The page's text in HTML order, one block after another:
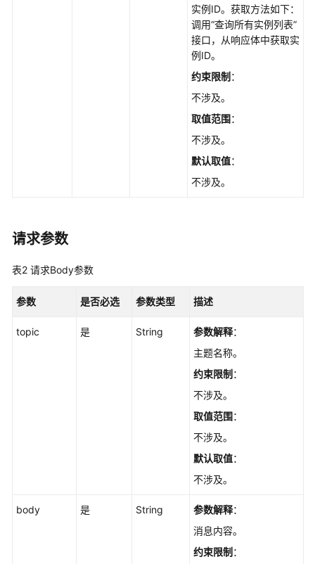
周
管
实例ID。获取方法如下：
调用“查询所有实例列表”
接口，从响应体中获取实
例ID。
约束限制 ：
不涉及。
取值范围：
不涉及。
默认取值：
不涉及。
请求参数
表2 请求Body参数
参数 是否必选 参数类型 描述
topic 是 String 参数解释：
主题名称。
约束限制 ：
不涉及。
取值范围：
不涉及。
默认取值：
不涉及。
body 是 String 参数解释：
消息内容。
约束限制 ：